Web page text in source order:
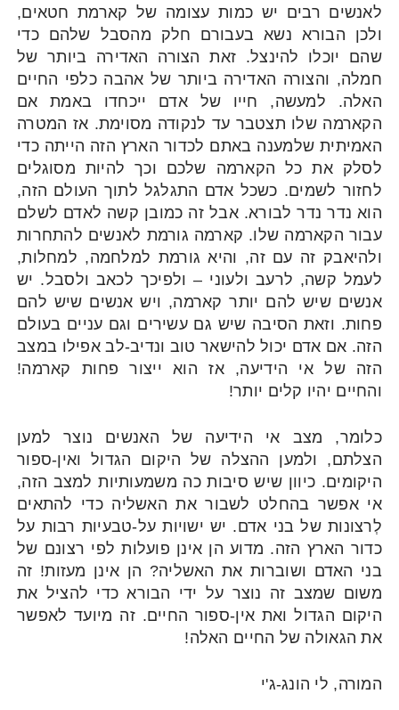
לאנשים רבים יש כמות עצומה של קארמת חטאים,
ולכן הבורא נשא בעבורם חלק מהסבל שלהם כדי
שהם יוכלו להינצל. זאת הצורה האדירה ביותר של
חמלה, והצורה האדירה ביותר של אהבה כלפי החיים
האלה. למעשה, חייו של אדם ייכחדו באמת אם
הקארמה שלו תצטבר עד לנקודה מסוימת. אז המטרה
האמיתית שלמענה באתם לכדור הארץ הזה הייתה כדי
לסלק את כל הקארמה שלכם וכך להיות מסוגלים
לחזור לשמים. כשכל אדם התגלגל לתוך העולם הזה,
הוא נדר נדר לבורא. אבל זה כמובן קשה לאדם לשלם
עבור הקארמה שלו. קארמה גורמת לאנשים להתחרות
ולהיאבק זה עם זה, והיא גורמת למלחמה, למחלות,
לעמל קשה, לרעב ולעוני – ולפיכך לכאב ולסבל. יש
אנשים שיש להם יותר קארמה, ויש אנשים שיש להם
פחות. וזאת הסיבה שיש גם עשירים וגם עניים בעולם
הזה. אם אדם יכול להישאר טוב ונדיב-לב אפילו במצב
הזה של אי הידיעה, אז הוא ייצור פחות קארמה!
והחיים יהיו קלים יותר!
כלומר, מצב אי הידיעה של האנשים נוצר למען
הצלתם, ולמען ההצלה של היקום הגדול ואין-ספור
היקומים. כיוון שיש סיבות כה משמעותיות למצב הזה,
אי אפשר בהחלט לשבור את האשליה כדי להתאים
לְרצונות של בני אדם. יש ישויות על-טבעיות רבות על
כדור הארץ הזה. מדוע הן אינן פועלות לפי רצונם של
בני האדם ושוברות את האשליה? הן אינן מעזות! זה
משום שמצב זה נוצר על ידי הבורא כדי להציל את
היקום הגדול ואת אין-ספור החיים. זה מיועד לאפשר
את הגאולה של החיים האלה!
המורה, לי הונג-ג'י